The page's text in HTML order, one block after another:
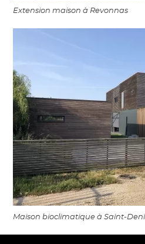
Extension maison à Revonnas
Maison bioclimatique à Saint-